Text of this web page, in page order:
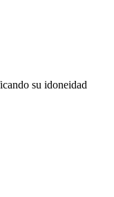
su idoneidad